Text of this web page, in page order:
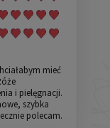
mieć
i pielęgnacji.
szybka
polecam.